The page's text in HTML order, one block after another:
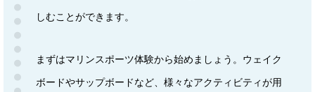
しむことができます。
まずはマリンスポーツ体験から始めましょう。ウェイク
ボードやサップボードなど、様々なアクティビティが用